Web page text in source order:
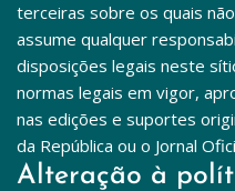
terceiras sobre os quais
assume qualquer
disposições legais neste
normas legais em vigor,
nas edições e suportes
da República ou o Jornal
Alteração à